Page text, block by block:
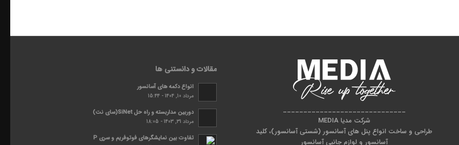
______________________________
شرکت مدیا MEDIA
طراحی و ساخت انواع پنل های آسانسور (شستی آسانسور)، کلید
آسانسور و لوازم جانبی آسانسور
مقالات و دانستنی ها
انواع دکمه های آسانسور
مرداد 10, 1404 - 15:44
دوربین مداربسته و راه حل SiNet(سای نت)
مرداد 31, 1403 - 18:05
تفاوت بین نمایشگرهای فوتوفریم و سری P